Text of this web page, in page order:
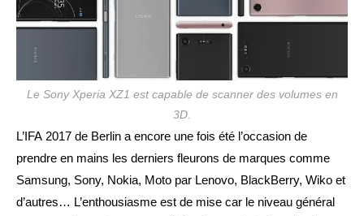
Le Sony Xperia XZ1 est capable de scanner des volumes en
3D.
L’IFA 2017 de Berlin a encore une fois été l’occasion de
prendre en mains les derniers fleurons de marques comme
Samsung, Sony, Nokia, Moto par Lenovo, BlackBerry, Wiko et
d’autres… L’enthousiasme est de mise car le niveau général